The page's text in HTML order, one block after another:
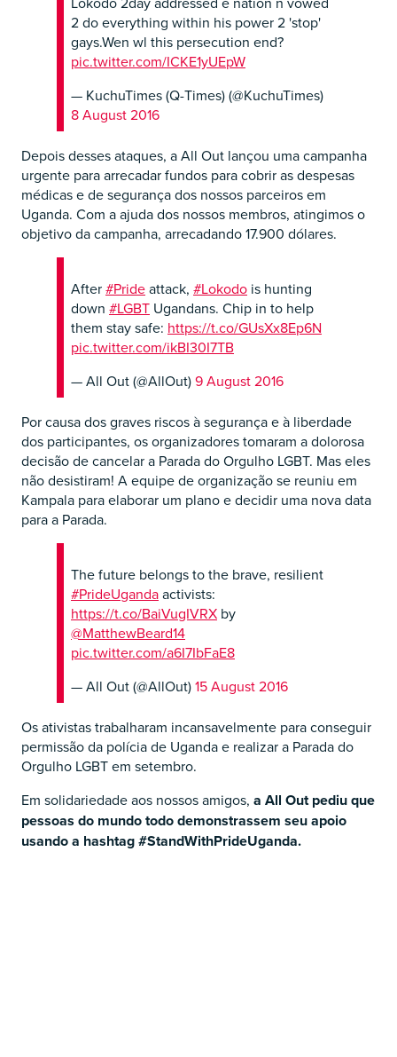
2 do everything within his power 2 'stop'
gays.Wen wl this persecution end?
pic.twitter.com/ICKE1yUEpW
— KuchuTimes (Q-Times) (@KuchuTimes)
8 August 2016
Depois desses ataques, a All Out lançou uma campanha
urgente para arrecadar fundos para cobrir as despesas
médicas e de segurança dos nossos parceiros em
Uganda. Com a ajuda dos nossos membros, atingimos o
objetivo da campanha, arrecadando 17.900 dólares.
After#Prideattack, #Lokodo is hunting
down #LGBT Ugandans. Chip in to help
them stay safe: https://t.co/GUsXx8Ep6N
pic.twitter.com/ikBI30I7TB
— All Out (@AllOut)9 August 2016
Por causa dos graves riscos à segurança e à liberdade
dos participantes, os organizadores tomaram a dolorosa
decisão de cancelar a Parada do Orgulho LGBT. Mas eles
não desistiram! A equipe de organização se reuniu em
Kampala para elaborar um plano e decidir uma nova data
para a Parada.
The future belongs to the brave, resilient
#PrideUgandaactivists:
https://t.co/BaiVugIVRX by
@MatthewBeard14
pic.twitter.com/a6I7IbFaE8
— All Out (@AllOut)15 August 2016
Os ativistas trabalharam incansavelmente para conseguir
permissão da polícia de Uganda e realizar a Parada do
Orgulho LGBT em setembro.
Em solidariedade aos nossos amigos, a All Out pediu que
pessoas do mundo todo demonstrassem seu apoio
usando a hashtag #StandWithPrideUganda.